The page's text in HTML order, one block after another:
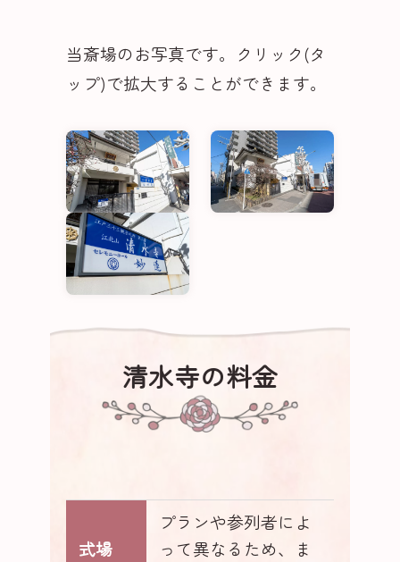
当斎場のお写真です。クリック(タ
ップ)で拡大することができます。
清水寺の料金
式場
プランや参列者によ
って異なるため、ま